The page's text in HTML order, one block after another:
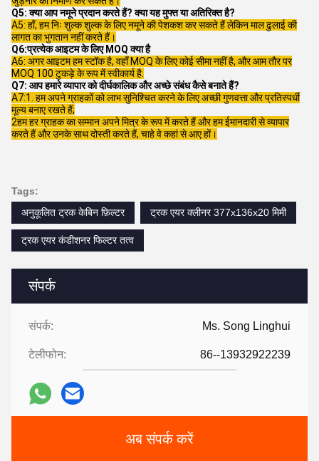
संपर्क
संपर्क: Ms. Song Linghui
टेलीफोन: 86--13932922239
अब संपर्क करें
Q5: क्या आप नमूने प्रदान करते हैं? क्या यह मुफ्त या अतिरिक्त है?
A5: हाँ, हम निः शुल्क शुल्क के लिए नमूने की पेशकश कर सकते हैं लेकिन माल ढुलाई की
लागत का भुगतान नहीं करते हैं।
Q6:प्रत्येक आइटम के लिए MOQ क्या है
A6: अगर आइटम हम स्टॉक है, वहाँ MOQ के लिए कोई सीमा नहीं है, और आम तौर पर
MOQ 100 टुकड़े के रूप में स्वीकार्य है.
Q7: आप हमारे व्यापार को दीर्घकालिक और अच्छे संबंध कैसे बनाते हैं?
A7:1. हम अपने ग्राहकों को लाभ सुनिश्चित करने के लिए अच्छी गुणवत्ता और प्रतिस्पर्धी
मूल्य बनाए रखते हैं;
2हम हर ग्राहक का सम्मान अपने मित्र के रूप में करते हैं और हम ईमानदारी से व्यापार
करते हैं और उनके साथ दोस्ती करते हैं, चाहे वे कहां से आए हों।
Tags:
अनुकूलित ट्रक केबिन फ़िल्टर
ट्रक एयर क्लीनर 377x136x20 मिमी
ट्रक एयर कंडीशनर फिल्टर तत्व